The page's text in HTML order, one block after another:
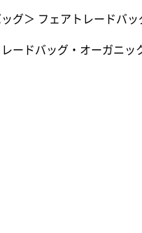
ッグ＞ フェアトレードバ
ードバッグ・オーガニッ